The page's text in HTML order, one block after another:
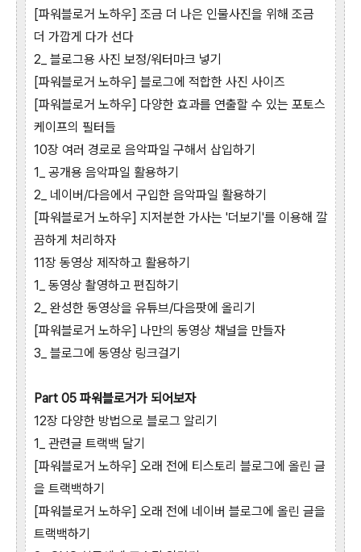
[파워블로거 노하우] 조금 더 나은 인물사진을 위해 조금
더 가깝게 다가 선다
2_ 블로그용 사진 보정/워터마크 넣기
[파워블로거 노하우] 블로그에 적합한 사진 사이즈
[파워블로거 노하우] 다양한 효과를 연출할 수 있는 포토스
케이프의 필터들
10장 여러 경로로 음악파일 구해서 삽입하기
1_ 공개용 음악파일 활용하기
2_ 네이버/다음에서 구입한 음악파일 활용하기
[파워블로거 노하우] 지저분한 가사는 '더보기'를 이용해 깔
끔하게 처리하자
11장 동영상 제작하고 활용하기
1_ 동영상 촬영하고 편집하기
2_ 완성한 동영상을 유튜브/다음팟에 올리기
[파워블로거 노하우] 나만의 동영상 채널을 만들자
3_ 블로그에 동영상 링크걸기
Part 05 파워블로거가 되어보자
12장 다양한 방법으로 블로그 알리기
1_ 관련글 트랙백 달기
[파워블로거 노하우] 오래 전에 티스토리 블로그에 올린 글
을 트랙백하기
[파워블로거 노하우] 오래 전에 네이버 블로그에 올린 글을
트랙백하기